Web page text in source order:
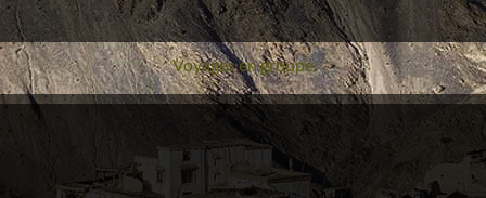
Voyages en groupe